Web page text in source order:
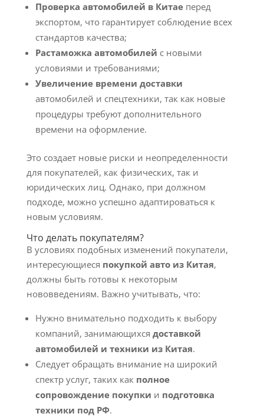
Проверка автомобилей в Китаеперед
экспортом, что гарантирует соблюдение всех
стандартов качества;
Растаможка автомобилей с новыми
условиями и требованиями;
Увеличение времени доставки
автомобилей и спецтехники, так как новые
процедуры требуют дополнительного
времени на оформление.
Это создает новые риски и неопределенности
для покупателей, как физических, так и
юридических лиц. Однако, при должном
подходе, можно успешно адаптироваться к
новым условиям.
Что делать покупателям?
В условиях подобных изменений покупатели,
интересующиеся покупкой авто из Китая,
должны быть готовы к некоторым
нововведениям. Важно учитывать, что:
Нужно внимательно подходить к выбору
компаний, занимающихся доставкой
автомобилей и техники из Китая.
Следует обращать внимание на широкий
спектр услуг, таких как полное
сопровождение покупки и подготовка
техники под РФ.